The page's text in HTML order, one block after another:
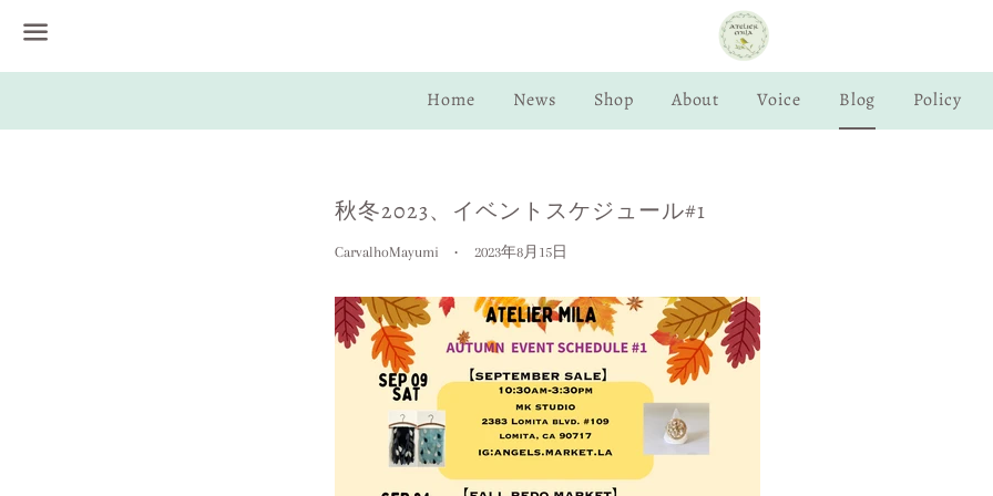
Home News Shop About Voice Blog Policy
秋冬2023、イベントスケジュール#1
CarvalhoMayumi 2023年8月15日